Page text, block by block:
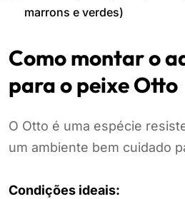
marrons e verdes)
Como montar o
para o peixe Otto
O Otto é uma espécie
um ambiente bem cuidado
Condições ideais: